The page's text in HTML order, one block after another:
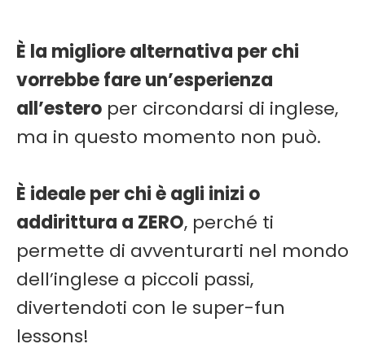
È la migliore alternativa per chi
vorrebbe fare un’esperienza
all’estero per circondarsi di inglese,
ma in questo momento non può.
È ideale per chi è agli inizi o
addirittura a ZERO, perché ti
permette di avventurarti nel mondo
dell’inglese a piccoli passi,
divertendoti con le super-fun
lessons!